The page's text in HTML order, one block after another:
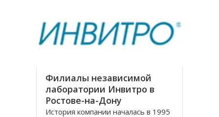
заложенных еще
Филиалы независимой
лаборатории Инвитро в
Ростове-на-Дону
История компании началась в 1995